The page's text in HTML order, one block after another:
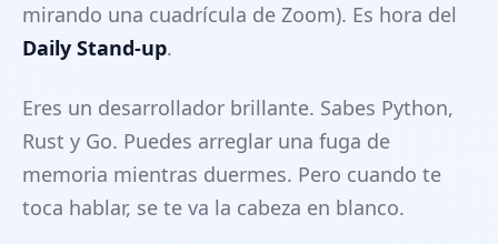
mirando una cuadrícula de Zoom). Es hora del
Daily Stand-up.
Eres un desarrollador brillante. Sabes Python,
Rust y Go. Puedes arreglar una fuga de
memoria mientras duermes. Pero cuando te
toca hablar, se te va la cabeza en blanco.